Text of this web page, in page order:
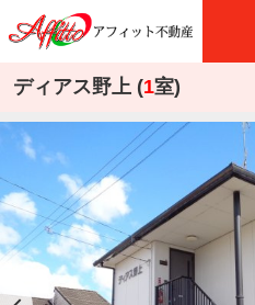
ディアス野上 (1室)